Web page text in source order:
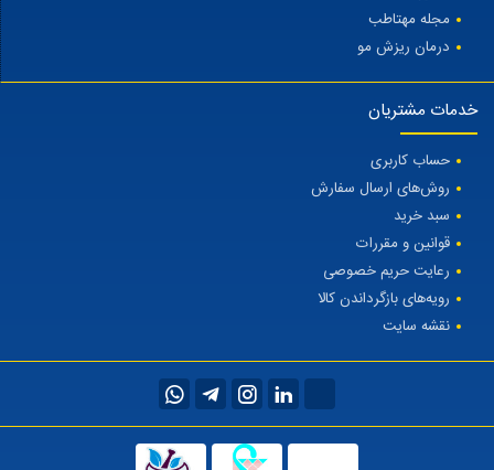
مجله مهتاطب
درمان ریزش مو
خدمات مشتریان
حساب کاربری
روش‌های ارسال سفارش
سبد خرید
قوانین و مقررات
رعایت حریم خصوصی
رویه‌های بازگرداندن کالا
نقشه سایت